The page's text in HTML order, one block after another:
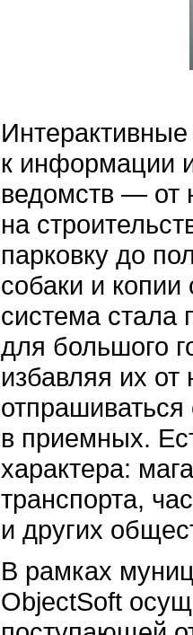
к информации
ведомств — от
на
парковку до
собаки и
система стала
для большого
избавляя их
в приемных.
характера:
транспорта,
и других
В рамках
ObjectSoft